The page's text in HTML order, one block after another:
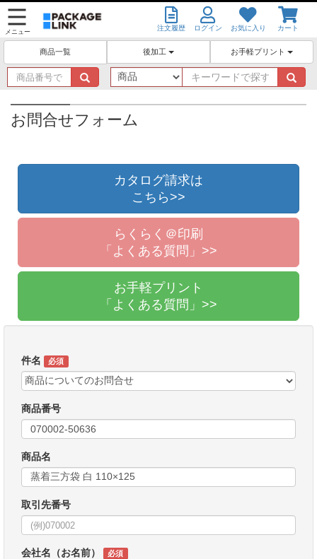
メニュー 注文履歴 ログイン お気に入り カート
商品一覧 後加工 お手軽プリント
商
品
番
号
で
キ
ー
ワ
お問合せフォーム
カタログ請求は
こちら>>
らくらく＠印刷
「よくある質問」>>
お手軽プリント
「よくある質問」>>
件名 必須
商品番号
商品名
取引先番号
会社名（お名前） 必須